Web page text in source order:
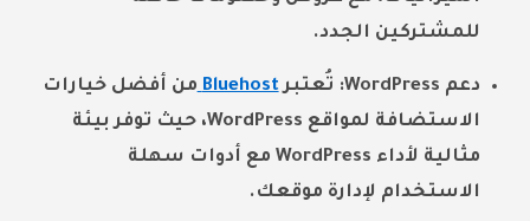
للمشتركين الجدد.
دعم WordPress: تُعتبر Bluehost من أفضل خيارات
الاستضافة لمواقع WordPress، حيث توفر بيئة
مثالية لأداء WordPress مع أدوات سهلة
الاستخدام لإدارة موقعك.